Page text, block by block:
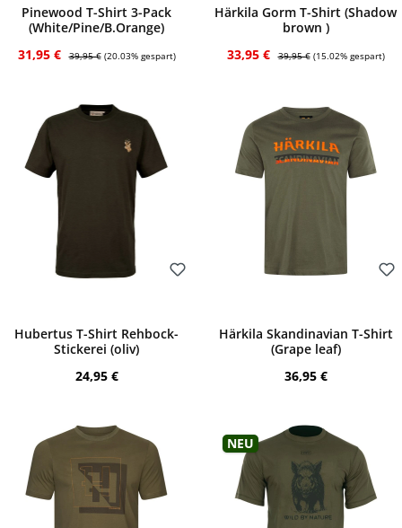
Pinewood T-Shirt 3-Pack
(White/Pine/B.Orange)
Verkaufspreis:
31,95 € Regulärer Preis:
39,95 € (20.03% gespart)
Härkila Gorm T-Shirt (Shadow
brown )
Verkaufspreis:
33,95 € Regulärer Preis:
39,95 € (15.02% gespart)
Hubertus T-Shirt Rehbock-
Stickerei (oliv)
Regulärer Preis:
24,95 €
Härkila Skandinavian T-Shirt
(Grape leaf)
Regulärer Preis:
36,95 €
Neu